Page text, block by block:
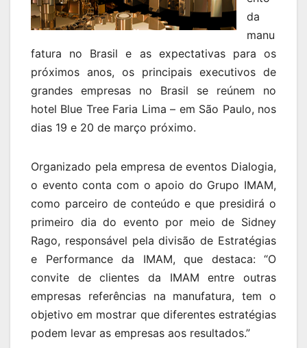
da
manu
fatura no Brasil e as expectativas para os
próximos anos, os principais executivos de
grandes empresas no Brasil se reúnem no
hotel Blue Tree Faria Lima – em São Paulo, nos
dias 19 e 20 de março próximo.
Organizado pela empresa de eventos Dialogia,
o evento conta com o apoio do Grupo IMAM,
como parceiro de conteúdo e que presidirá o
primeiro dia do evento por meio de Sidney
Rago, responsável pela divisão de Estratégias
e Performance da IMAM, que destaca: “O
convite de clientes da IMAM entre outras
empresas referências na manufatura, tem o
objetivo em mostrar que diferentes estratégias
podem levar as empresas aos resultados.”